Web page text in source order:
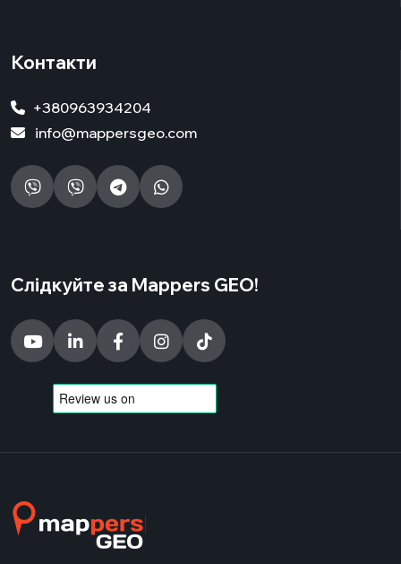
Контакти
+380963934204
info@mappersgeo.com
Слідкуйте за Mappers GEO!